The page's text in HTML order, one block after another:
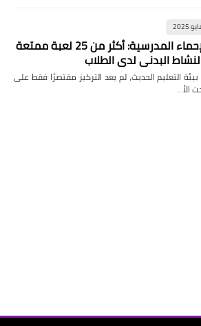
ألعاب الإحماء المدرسية: أكثر من 25 لعبة ممتعة
البدني لدى الطلاب
التعليم الحديث، لم يعد التركيز مقتصرًا فقط على
الأ…